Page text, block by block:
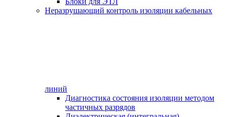
Неразрушающий контроль изоляции кабельных
линий
Диагностика состояния изоляции методом
частичных разрядов